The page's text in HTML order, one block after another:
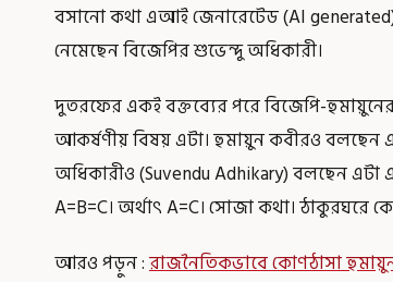
বসানো কথা এআই জেনারেটেড (AI
নেমেছেন বিজেপির শুভেন্দু অধিকারী।
দুতরফের একই বক্তব্যের পরে বিজেপি-
আকর্ষণীয় বিষয় এটা। হুমায়ুন কবীরও বলছেন
অধিকারীও (Suvendu Adhikary) বলছেন
A=B=C। অর্থাৎ A=C। সোজা কথা। ঠাকুরঘরে
আরও পড়ুন :রাজনৈতিকভাবে কোণঠাসা